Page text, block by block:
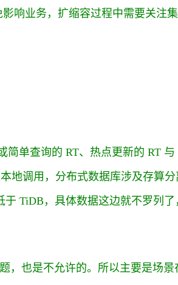
响业务，扩缩容过程中需要关注
单查询的 RT、热点更新的 RT 与
地调用，分布式数据库涉及存算分
TiDB，具体数据这边就不罗列
，也是不允许的。所以主要是场